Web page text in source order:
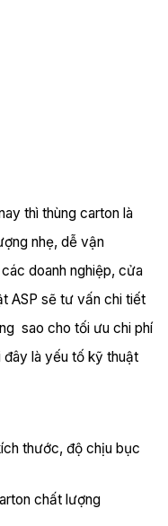
thì thùng carton là
nhẹ, dễ vận
doanh nghiệp, cửa
ASP sẽ tư vấn chi tiết
sao cho tối ưu chi phí
đây là yếu tố kỹ thuật
thước, độ chịu bục
chất lượng